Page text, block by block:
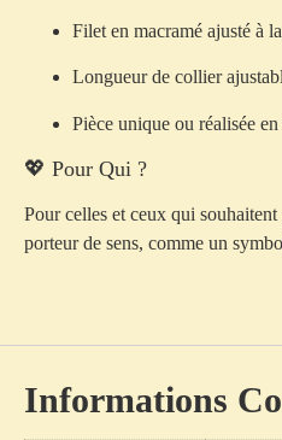
Filet en macramé ajusté à
Longueur de collier
Pièce unique ou réalisée
💖 Pour Qui ?
Pour celles et ceux qui
porteur de sens, comme un
Informations